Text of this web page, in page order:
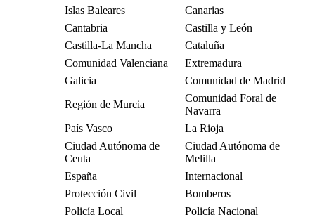
Islas Baleares
Canarias
Cantabria
Castilla y León
Castilla-La Mancha
Cataluña
Comunidad Valenciana
Extremadura
Galicia
Comunidad de Madrid
Región de Murcia
Comunidad Foral de
Navarra
País Vasco
La Rioja
Ciudad Autónoma de
Ceuta
Ciudad Autónoma de
Melilla
España
Internacional
Protección Civil
Bomberos
Policía Local
Policía Nacional